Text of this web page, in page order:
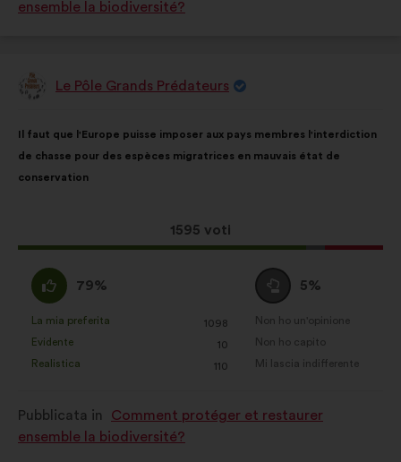
come:
ensemble la biodiversité?
PropostaLe Pôle Grands Prédateurs
della
mia
proposta:
Il faut que l'Europe puisse imposer aux pays membres l'interdiction
de chasse pour des espèces migratrices en mauvais état de
conservation
Questa
proposta
1595 voti
ripartiti:
Sono
d'accordo
:
79%
qualificata
come:
La mia preferita
: 1098
volte
Evidente
: 10
volte
Realistica
: 110
volte
Voto
neutrale
:
5%
qualificata
Non ho un'opinione
:volte
Non ho capito
:volte
Mi lascia indifferente
:volte
Pubblicata in
Comment protéger et restaurer
ensemble la biodiversité?